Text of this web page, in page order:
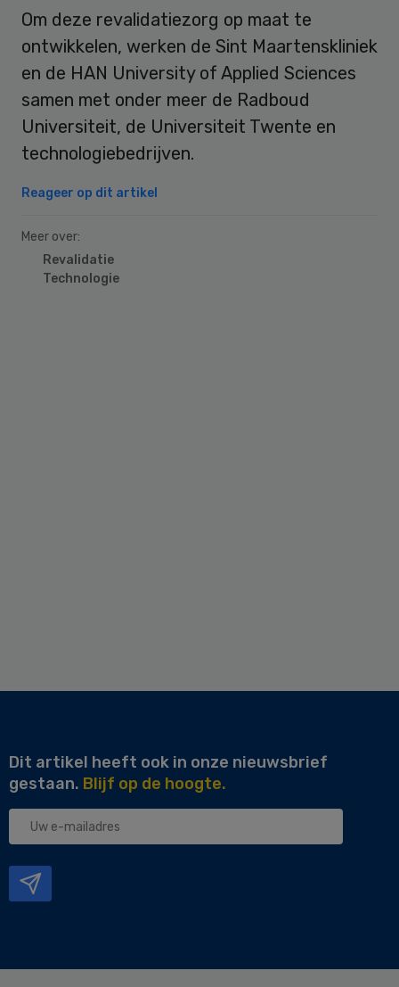
Om deze revalidatiezorg op maat te
ontwikkelen, werken de Sint Maartenskliniek
en de HAN University of Applied Sciences
samen met onder meer de Radboud
Universiteit, de Universiteit Twente en
technologiebedrijven.
Reageer op dit artikel
Meer over:
Revalidatie
Technologie
Dit artikel heeft ook in onze nieuwsbrief
gestaan. Blijf op de hoogte.
Uw